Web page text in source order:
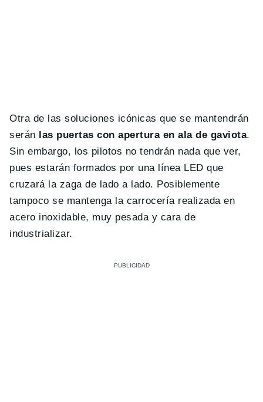
Otra de las soluciones icónicas que se mantendrán
serán
las puertas con apertura en ala de gaviota.
Sin embargo, los pilotos no tendrán nada que ver,
pues estarán formados por una línea LED que
cruzará la zaga de lado a lado. Posiblemente
tampoco se mantenga la carrocería realizada en
acero inoxidable, muy pesada y cara de
industrializar.